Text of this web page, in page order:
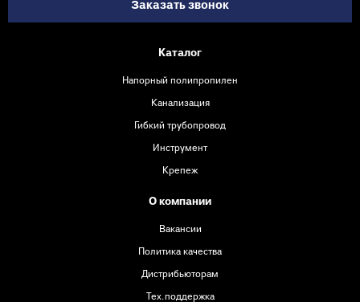
Заказать звонок
Каталог
Напорный полипропилен
Канализация
Гибкий трубопровод
Инструмент
Крепеж
О компании
Вакансии
Политика качества
Дистрибьюторам
Тех.поддержка